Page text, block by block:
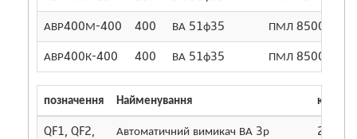
АВР400М-400 400 ВА 51ф35 ПМЛ 8500
АВР400К-400 400 ВА 51ф35 ПМЛ 8500
позначення Найменування
QF1, QF2, Автоматичний вимикач ВА 3р 2